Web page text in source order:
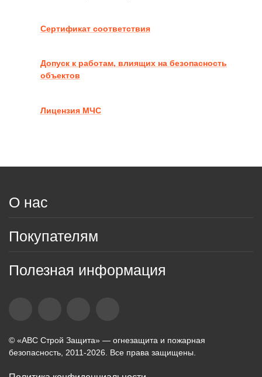
Сертификат соответствия
Допуск к работам, влиящих на безопасность
объектов
Лицензия МЧС
О нас
Покупателям
Полезная информация
© «АВС Строй Защита» — огнезащита и пожарная
безопасность, 2011-2026. Все права защищены.